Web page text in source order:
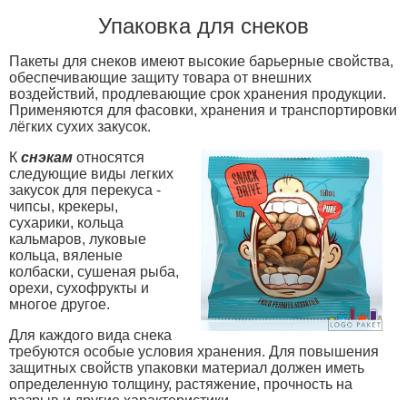
Упаковка для снеков
Пакеты для снеков имеют высокие барьерные свойства,
обеспечивающие защиту товара от внешних
воздействий, продлевающие срок хранения продукции.
Применяются для фасовки, хранения и транспортировки
лёгких сухих закусок.
К снэкам относятся
следующие виды легких
закусок для перекуса -
чипсы, крекеры,
сухарики, кольца
кальмаров, луковые
кольца, вяленые
колбаски, сушеная рыба,
орехи, сухофрукты и
многое другое.
Для каждого вида снека
требуются особые условия хранения. Для повышения
защитных свойств упаковки материал должен иметь
определенную толщину, растяжение, прочность на